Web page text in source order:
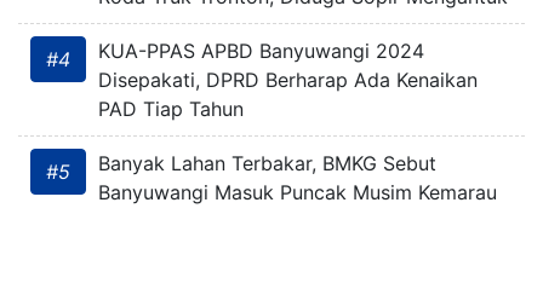
#4
KUA-PPAS APBD Banyuwangi 2024
Disepakati, DPRD Berharap Ada Kenaikan
PAD Tiap Tahun
#5
Banyak Lahan Terbakar, BMKG Sebut
Banyuwangi Masuk Puncak Musim Kemarau